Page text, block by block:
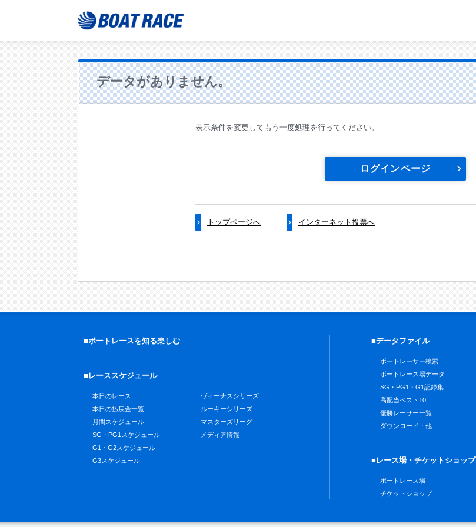
データがありません。
表示条件を変更してもう一度処理を行ってください。
ログインページ
トップページへ インターネット投票へ
■ボートレースを知る楽しむ
■レーススケジュール
本日のレース
本日の払戻金一覧
月間スケジュール
SG・PG1スケジュール
G1・G2スケジュール
G3スケジュール
ヴィーナスシリーズ
ルーキーシリーズ
マスターズリーグ
メディア情報
■データファイル
ボートレーサー検索
ボートレース場データ
SG・PG1・G1記録集
高配当ベスト10
優勝レーサー一覧
ダウンロード・他
■レース場・チケットショップ
ボートレース場
チケットショップ